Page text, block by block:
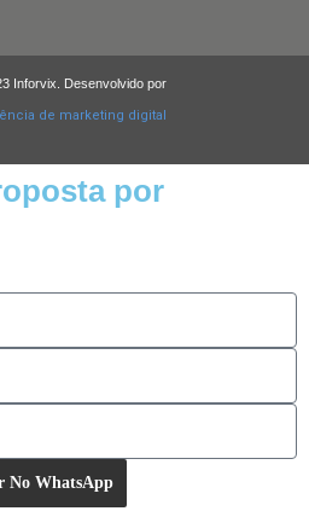
Inforvix. Desenvolvido por
por
No WhatsApp